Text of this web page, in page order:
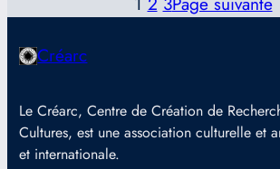
Créarc
Le Créarc, Centre de Création de
Cultures, est une association culturelle et
et internationale.